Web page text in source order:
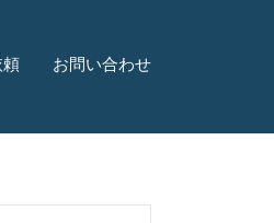
頼 お問い合わせ